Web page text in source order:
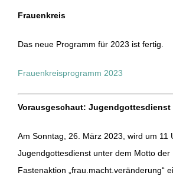
Frauenkreis
Das neue Programm für 2023 ist fertig.
Frauenkreisprogramm 2023
Vorausgeschaut: Jugendgottesdienst
Am Sonntag, 26. März 2023, wird um 11
Jugendgottesdienst unter dem Motto der
Fastenaktion „frau.macht.veränderung“